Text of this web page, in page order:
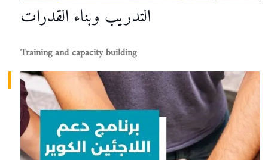
التدريب وبناء القدرات
Training and capacity building